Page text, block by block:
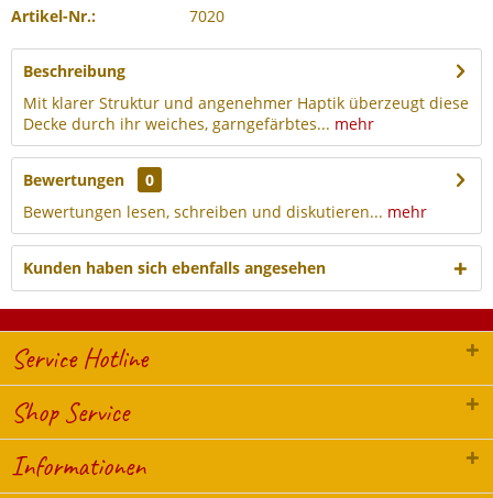
Artikel-Nr.: 7020
Beschreibung
Mit klarer Struktur und angenehmer Haptik überzeugt diese
Decke durch ihr weiches, garngefärbtes... mehr
Bewertungen
0
Bewertungen lesen, schreiben und diskutieren... mehr
Kunden haben sich ebenfalls angesehen
Service Hotline
Shop Service
Informationen